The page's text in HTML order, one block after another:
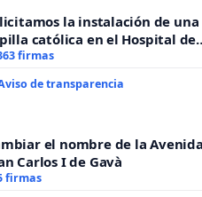
la instalación de una
católica en el Hospital de
firmas
de transparencia
el nombre de la Avenida
Carlos I de Gavà
firmas